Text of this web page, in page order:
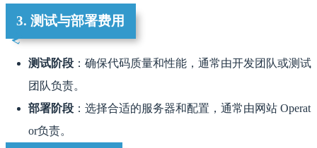
3. 测试与部署费用
测试阶段 ：确保代码质量和性能，通常由开发团队或测试
团队负责。
部署阶段 ：选择合适的服务器和配置，通常由网站 Operat
or负责。